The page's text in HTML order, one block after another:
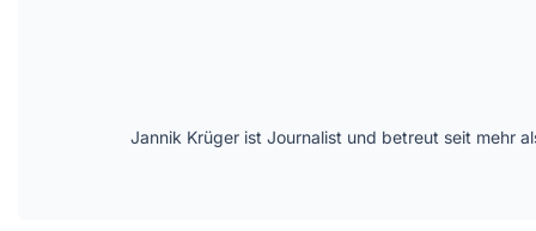
Jannik Krüger ist Journalist und betreut seit mehr